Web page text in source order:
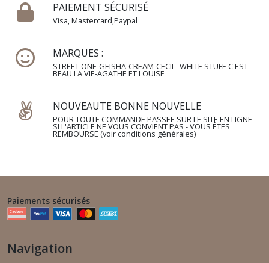
PAIEMENT SÉCURISÉ
Visa, Mastercard,Paypal
MARQUES :
STREET ONE-GEISHA-CREAM-CECIL- WHITE STUFF-C'EST
BEAU LA VIE-AGATHE ET LOUISE
NOUVEAUTE BONNE NOUVELLE
POUR TOUTE COMMANDE PASSEE SUR LE SITE EN LIGNE -
SI L'ARTICLE NE VOUS CONVIENT PAS - VOUS ÊTES
REMBOURSE (voir conditions générales)
BONNET
GANT
Paiements sécurisés
Navigation